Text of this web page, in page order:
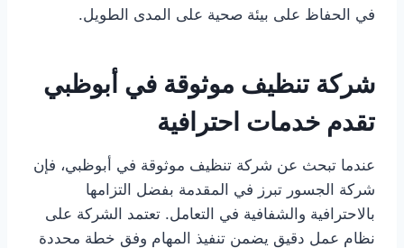
في الحفاظ على بيئة صحية على المدى الطويل.
شركة تنظيف موثوقة في أبوظبي
تقدم خدمات احترافية
عندما تبحث عن شركة تنظيف موثوقة في أبوظبي، فإن
شركة الجسور تبرز في المقدمة بفضل التزامها
بالاحترافية والشفافية في التعامل. تعتمد الشركة على
نظام عمل دقيق يضمن تنفيذ المهام وفق خطة محددة